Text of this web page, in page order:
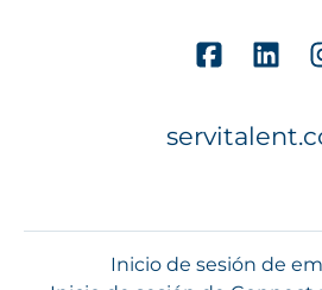
Inicio de sesión de